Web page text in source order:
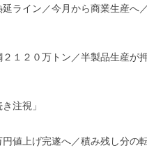
ライン／今月から商業生産へ
１２０万トン／半製品生産が
注視」
値上げ完遂へ／積み残し分の